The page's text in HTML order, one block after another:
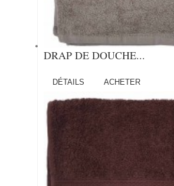
DRAP DE DOUCHE...
DÉTAILS ACHETER